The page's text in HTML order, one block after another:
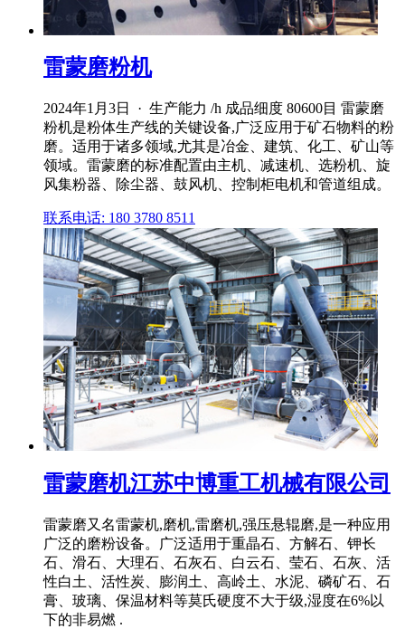
雷蒙磨粉机
2024年1月3日 · 生产能力 /h 成品细度 80600目 雷蒙磨
粉机是粉体生产线的关键设备,广泛应用于矿石物料的粉
磨。适用于诸多领域,尤其是冶金、建筑、化工、矿山等
领域。雷蒙磨的标准配置由主机、减速机、选粉机、旋
风集粉器、除尘器、鼓风机、控制柜电机和管道组成。
联系电话: 180 3780 8511
雷蒙磨机江苏中博重工机械有限公司
雷蒙磨又名雷蒙机,磨机,雷磨机,强压悬辊磨,是一种应用
广泛的磨粉设备。广泛适用于重晶石、方解石、钾长
石、滑石、大理石、石灰石、白云石、莹石、石灰、活
性白土、活性炭、膨润土、高岭土、水泥、磷矿石、石
膏、玻璃、保温材料等莫氏硬度不大于级,湿度在6%以
下的非易燃 .